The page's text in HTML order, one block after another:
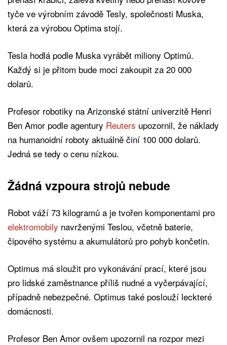
tyče ve výrobním závodě Tesly, společnosti Muska,
která za výrobou Optima stojí.
Tesla hodlá podle Muska vyrábět miliony Optimů.
Každý si je přitom bude moci zakoupit za 20 000
dolarů.
Profesor robotiky na Arizonské státní univerzitě Henri
Ben Amor podle agentury Reuters upozornil, že náklady
na humanoidní roboty aktuálně činí 100 000 dolarů.
Jedná se tedy o cenu nízkou.
Žádná vzpoura strojů nebude
Robot váží 73 kilogramů a je tvořen komponentami pro
elektromobily navrženými Teslou, včetně baterie,
čipového systému a akumulátorů pro pohyb končetin.
Optimus má sloužit pro vykonávání prací, které jsou
pro lidské zaměstnance příliš nudné a vyčerpávající,
případně nebezpečné. Optimus také poslouží leckteré
domácnosti.
Profesor Ben Amor ovšem upozornil na rozpor mezi